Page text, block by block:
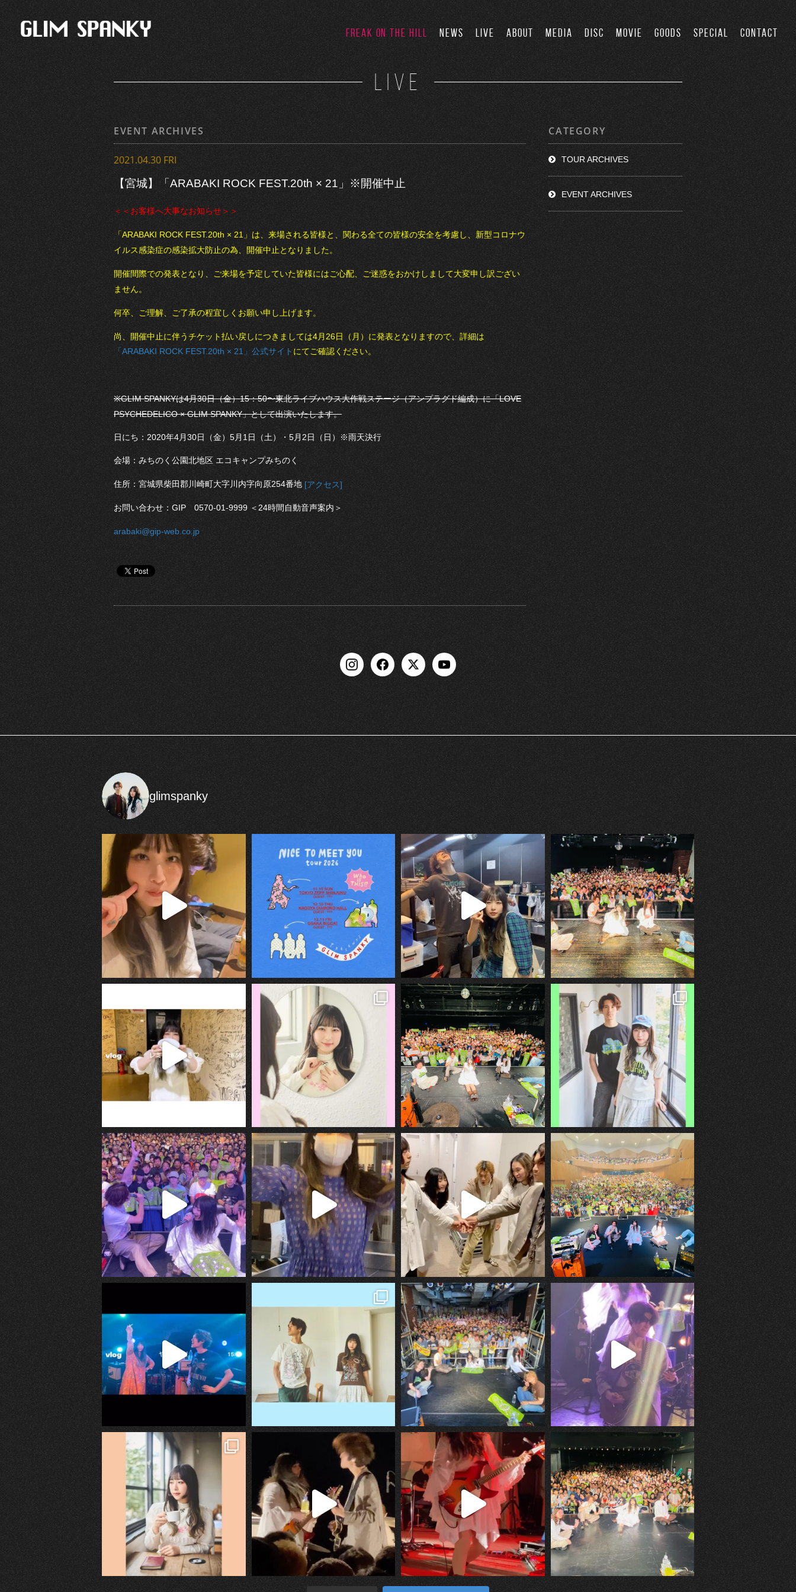
FREAK ON THE HILL NEWS LIVE ABOUT MEDIA DISC MOVIE GOODS SPECIAL CONTACT
LIVE
EVENT ARCHIVES
2021.04.30 FRI
【宮城】「ARABAKI ROCK FEST.20th × 21」※開催中止
＜＜お客様へ大事なお知らせ＞＞
「ARABAKI ROCK FEST.20th × 21」は、来場される皆様と、関わる全ての皆様の安全を考慮し、新型コロナウ
イルス感染症の感染拡大防止の為、開催中止となりました。
開催間際での発表となり、ご来場を予定していた皆様にはご心配、ご迷惑をおかけしまして大変申し訳ござい
ません。
何卒、ご理解、ご了承の程宜しくお願い申し上げます。
尚、開催中止に伴うチケット払い戻しにつきましては4月26日（月）に発表となりますので、詳細は
「ARABAKI ROCK FEST.20th × 21」公式サイト にてご確認ください。
※GLIM SPANKYは4月30日（金）15：50〜東北ライブハウス大作戦ステージ（アンプラグド編成）に「LOVE
PSYCHEDELICO × GLIM SPANKY」として出演いたします。
日にち：2020年4月30日（金）5月1日（土）・5月2日（日）※雨天決行
会場：みちのく公園北地区 エコキャンプみちのく
住所：宮城県柴田郡川崎町大字川内字向原254番地 [アクセス]
お問い合わせ：GIP 0570-01-9999 ＜24時間自動音声案内＞
arabaki@gip-web.co.jp
CATEGORY
TOUR ARCHIVES
EVENT ARCHIVES
glimspanky